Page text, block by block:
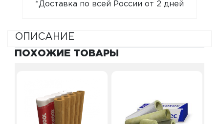
*Доставка по всей России от 2 дней
ОПИСАНИЕ
ПОХОЖИЕ ТОВАРЫ